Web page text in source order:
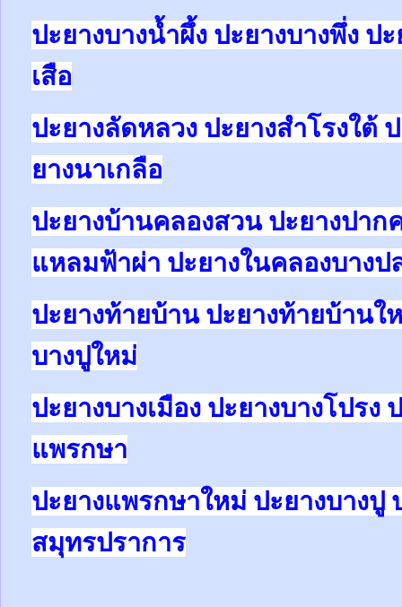
ปะยางบางน้ำผึ้ง ปะยางบางพึ่ง ป
เสือ
ปะยางลัดหลวง ปะยางสำโรงใต้
ยางนาเกลือ
ปะยางบ้านคลองสวน ปะยางปาก
แหลมฟ้าผ่า ปะยางในคลองบางป
ปะยางท้ายบ้าน ปะยางท้ายบ้านใ
บางปูใหม่
ปะยางบางเมือง ปะยางบางโปรง
แพรกษา
ปะยางแพรกษาใหม่ ปะยางบางปู
สมุทรปราการ